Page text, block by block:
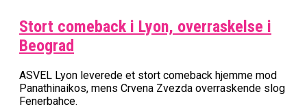
Stort comeback i Lyon, overraskelse i
Beograd
ASVEL Lyon leverede et stort comeback hjemme mod
Panathinaikos, mens Crvena Zvezda overraskende slog
Fenerbahce.